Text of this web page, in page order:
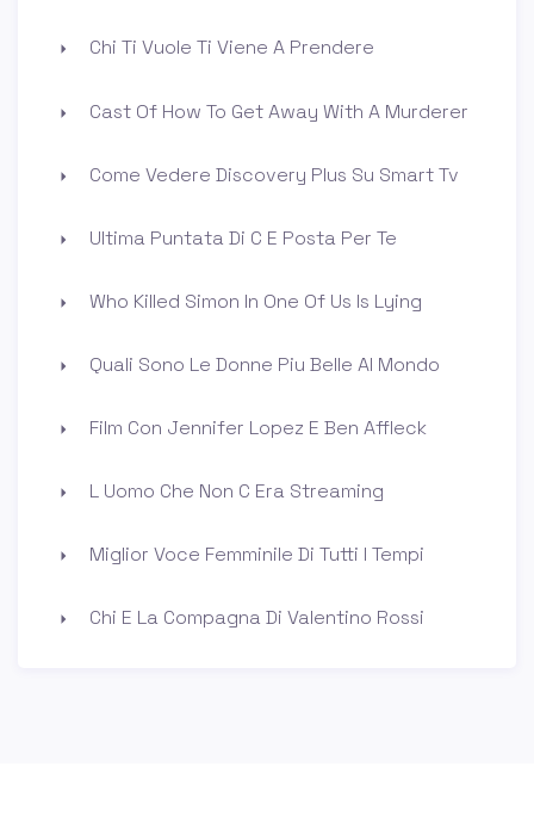
Chi Ti Vuole Ti Viene A Prendere
Cast Of How To Get Away With A Murderer
Come Vedere Discovery Plus Su Smart Tv
Ultima Puntata Di C E Posta Per Te
Who Killed Simon In One Of Us Is Lying
Quali Sono Le Donne Piu Belle Al Mondo
Film Con Jennifer Lopez E Ben Affleck
L Uomo Che Non C Era Streaming
Miglior Voce Femminile Di Tutti I Tempi
Chi E La Compagna Di Valentino Rossi